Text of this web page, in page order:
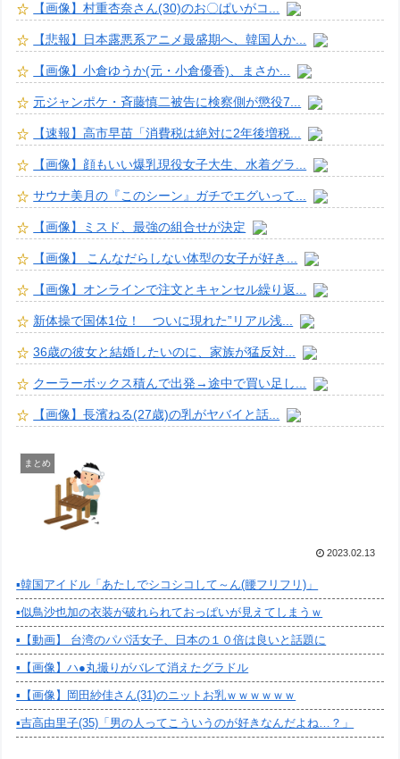
【画像】村重杏奈さん(30)のお〇ぱいがコ...
【悲報】日本露悪系アニメ最盛期へ、韓国人か...
【画像】小倉ゆうか(元・小倉優香)、まさか...
元ジャンポケ・斉藤慎二被告に検察側が懲役7...
【速報】高市早苗「消費税は絶対に2年後増税...
【画像】顔もいい爆乳現役女子大生、水着グラ...
サウナ美月の『このシーン』ガチでエグいって...
【画像】ミスド、最強の組合せが決定
【画像】 こんなだらしない体型の女子が好き...
【画像】オンラインで注文とキャンセル繰り返...
新体操で国体1位！ ついに現れた”リアル浅...
36歳の彼女と結婚したいのに、家族が猛反対...
クーラーボックス積んで出発→途中で買い足し...
【画像】長濱ねる(27歳)の乳がヤバイと話...
まとめ
2023.02.13
▪️韓国アイドル「あたしでシコシコして～ん(腰フリフリ)」
▪️似鳥沙也加の衣装が破れられておっぱいが見えてしまうｗ
▪️【動画】 台湾のパパ活女子、日本の１０倍は良いと話題に
▪️【画像】ハ●丸撮りがバレて消えたグラドル
▪️【画像】岡田紗佳さん(31)のニットお乳ｗｗｗｗｗｗ
▪️吉高由里子(35)「男の人ってこういうのが好きなんだよね…？」